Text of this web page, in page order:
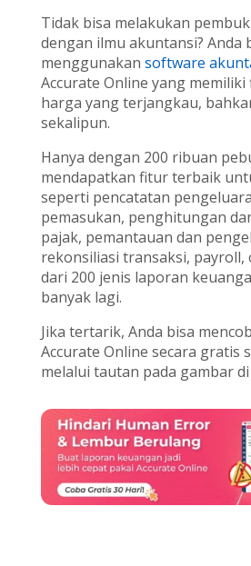
Tidak bisa melakukan
dengan ilmu akuntansi? Anda
menggunakan software
Accurate Online yang
harga yang terjangkau,
sekalipun.
Hanya dengan 200 ribuan
mendapatkan fitur terbaik
seperti pencatatan
pemasukan, penghitungan
pajak, pemantauan dan
rekonsiliasi transaksi, payroll,
dari 200 jenis laporan
banyak lagi.
Jika tertarik, Anda bisa
Accurate Online secara gratis
melalui tautan pada gambar